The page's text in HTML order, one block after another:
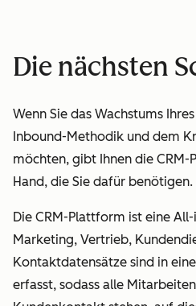
Die nächsten
Wenn Sie das Wachstums
Inbound-Methodik und dem
möchten, gibt Ihnen die
Hand, die Sie dafür benötigen.
Die CRM-Plattform ist eine
Marketing, Vertrieb,
Kontaktdatensätze sind in
erfasst, sodass alle